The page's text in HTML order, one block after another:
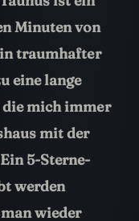
Minuten von
traumhafter
eine lange
die mich immer
mit der
5-Sterne-
werden
wieder